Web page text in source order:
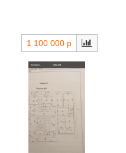
1 100 000 р